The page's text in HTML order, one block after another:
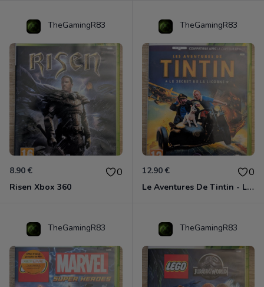
TheGamingR83
8.90 € 0
Risen Xbox 360
TheGamingR83
12.90 € 0
Le Aventures De Tintin - Le Secret De La Licorne Xbox 360
TheGamingR83 TheGamingR83